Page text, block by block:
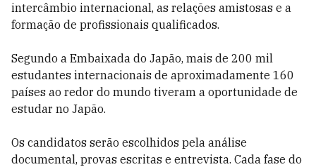
intercâmbio internacional, as relações amistosas e a
formação de profissionais qualificados.
Segundo a Embaixada do Japão, mais de 200 mil
estudantes internacionais de aproximadamente 160
países ao redor do mundo tiveram a oportunidade de
estudar no Japão.
Os candidatos serão escolhidos pela análise
documental, provas escritas e entrevista. Cada fase do